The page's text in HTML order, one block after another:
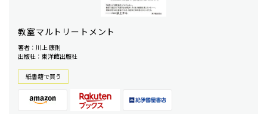
教室マルトリートメント
著者：川上 康則
出版社：東洋館出版社
紙書籍で買う